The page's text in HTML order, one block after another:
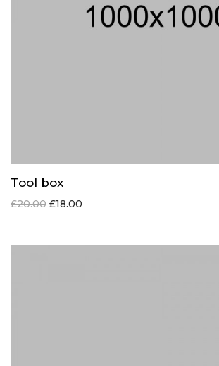
Tool box
£20.00 £18.00